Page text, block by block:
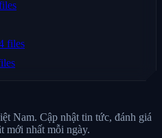
files
Nam. Cập nhật tin tức, đánh giá
mới nhất mỗi ngày.